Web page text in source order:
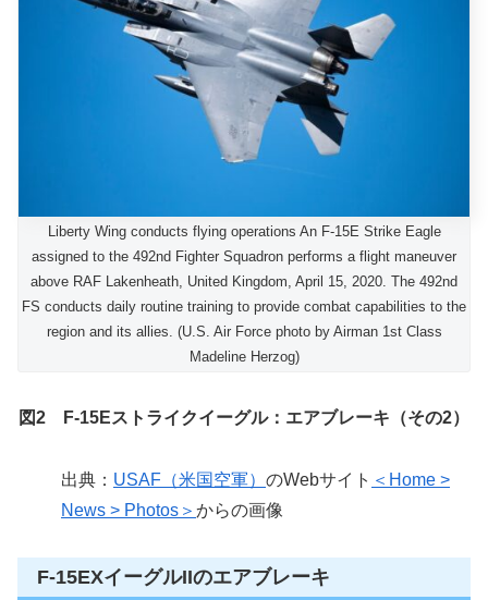
Liberty Wing conducts flying operations An F-15E Strike Eagle
assigned to the 492nd Fighter Squadron performs a flight maneuver
above RAF Lakenheath, United Kingdom, April 15, 2020. The 492nd
FS conducts daily routine training to provide combat capabilities to the
region and its allies. (U.S. Air Force photo by Airman 1st Class
Madeline Herzog)
図2 F-15Eストライクイーグル：エアブレーキ（その2）
出典： USAF（米国空軍） のWebサイト ＜Home >
News > Photos＞ からの画像
F-15EXイーグルIIのエアブレーキ